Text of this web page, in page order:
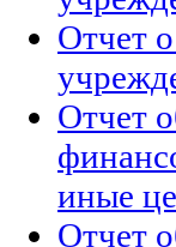
Отчет
Отчет
иные
Отчет